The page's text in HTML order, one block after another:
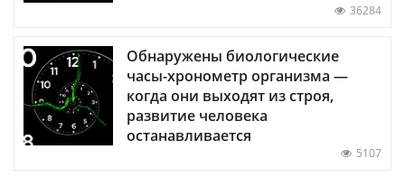
36284
Обнаружены биологические
часы-хронометр организма —
когда они выходят из строя,
развитие человека
останавливается
5107